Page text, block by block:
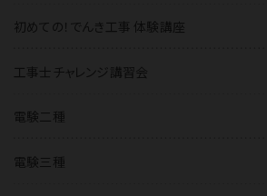
初めての！でんき工事 体験講座
工事士チャレンジ講習会
電験二種
電験三種